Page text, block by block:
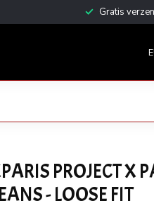
Gratis
PROJECT X
- LOOSE FIT